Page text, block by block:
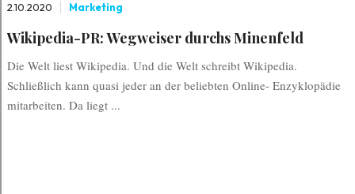
2.10.2020 Marketing
Wikipedia-PR: Wegweiser durchs Minenfeld
Die Welt liest Wikipedia. Und die Welt schreibt Wikipedia.
Schließlich kann quasi jeder an der beliebten Online- Enzyklopädie
mitarbeiten. Da liegt ...